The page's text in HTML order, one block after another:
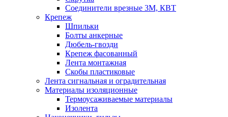
Соединители врезные 3M, КВТ
Крепеж
Шпильки
Болты анкерные
Дюбель-гвозди
Крепеж фасованный
Лента монтажная
Скобы пластиковые
Лента сигнальная и оградительная
Материалы изоляционные
Термоусаживаемые матeриалы
Изолента